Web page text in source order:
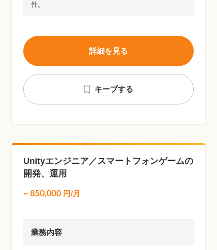
件。
キープする
詳細を見る
Unityエンジニア／スマートフォンゲームの
開発、運用
~ 850,000 円/月
業務内容